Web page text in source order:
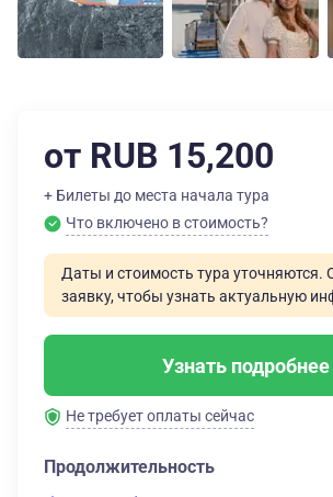
от RUB 15,200
+ Билеты до места начала тура
Что включено в стоимость?
Даты и стоимость тура уточняются.
заявку, чтобы узнать актуальную
Узнать подробнее
Не требует оплаты сейчас
Продолжительность